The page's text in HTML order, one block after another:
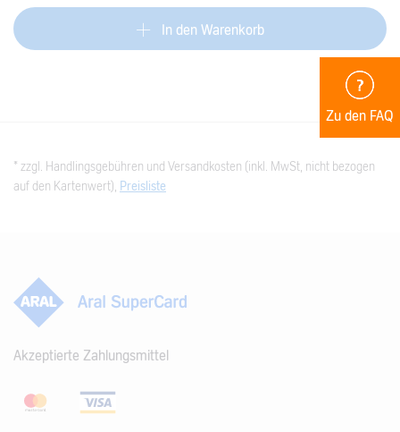
In den Warenkorb
* zzgl. Handlingsgebühren und Versandkosten (inkl. MwSt, nicht bezogen
auf den Kartenwert),
Preisliste
Zu den FAQ
Akzeptierte Zahlungsmittel